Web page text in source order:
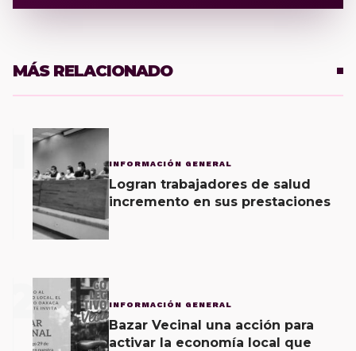
MÁS RELACIONADO
INFORMACIÓN GENERAL
Logran trabajadores de salud
incremento en sus prestaciones
2 INFORMACIÓN GENERAL
Bazar Vecinal una acción para
activar la economía local que